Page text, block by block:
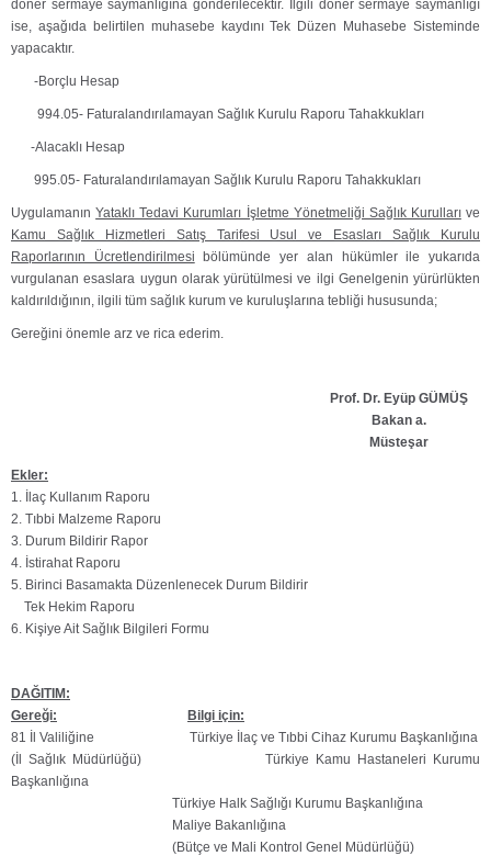
döner sermaye saymanlığına gönderilecektir. İlgili döner sermaye saymanlığı
ise, aşağıda belirtilen muhasebe kaydını Tek Düzen Muhasebe Sisteminde
yapacaktır.
-Borçlu Hesap
994.05- Faturalandırılamayan Sağlık Kurulu Raporu Tahakkukları
-Alacaklı Hesap
995.05- Faturalandırılamayan Sağlık Kurulu Raporu Tahakkukları
UygulamanınYataklı Tedavi Kurumları İşletme Yönetmeliği Sağlık Kurullarıve
Kamu Sağlık Hizmetleri Satış Tarifesi Usul ve Esasları Sağlık Kurulu
Raporlarının Ücretlendirilmesi bölümünde yer alan hükümler ile yukarıda
vurgulanan esaslara uygun olarak yürütülmesi ve ilgi Genelgenin yürürlükten
kaldırıldığının, ilgili tüm sağlık kurum ve kuruluşlarına tebliği hususunda;
Gereğini önemle arz ve rica ederim.
Prof. Dr. Eyüp GÜMÜŞ
Bakan a.
Müsteşar
Ekler:
1. İlaç Kullanım Raporu
2. Tıbbi Malzeme Raporu
3. Durum Bildirir Rapor
4. İstirahat Raporu
5. Birinci Basamakta Düzenlenecek Durum Bildirir
Tek Hekim Raporu
6. Kişiye Ait Sağlık Bilgileri Formu
DAĞITIM:
Gereği:
Bilgi için:
81 İl Valiliğine Türkiye İlaç ve Tıbbi Cihaz Kurumu Başkanlığına
(İl Sağlık Müdürlüğü) Türkiye Kamu Hastaneleri Kurumu
Başkanlığına
Türkiye Halk Sağlığı Kurumu Başkanlığına
Maliye Bakanlığına
(Bütçe ve Mali Kontrol Genel Müdürlüğü)